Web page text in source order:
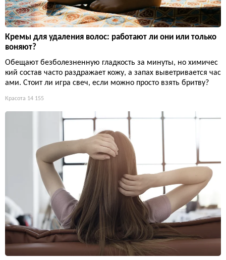
Кремы для удаления волос: работают ли они или только
воняют?
Обещают безболезненную гладкость за минуты, но химичес
кий состав часто раздражает кожу, а запах выветривается час
ами. Стоит ли игра свеч, если можно просто взять бритву?
Красота 14 155